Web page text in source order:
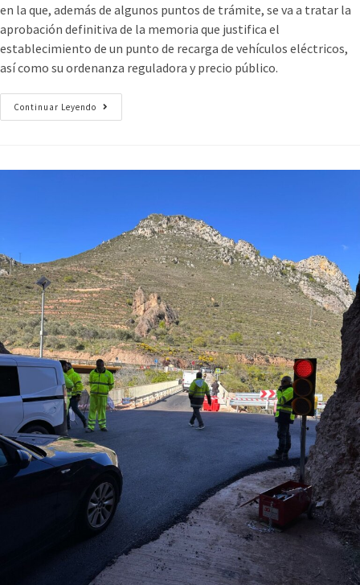
en la que, además de algunos puntos de trámite, se va a tratar la
aprobación definitiva de la memoria que justifica el
establecimiento de un punto de recarga de vehículos eléctricos,
así como su ordenanza reguladora y precio público.
Continuar Leyendo